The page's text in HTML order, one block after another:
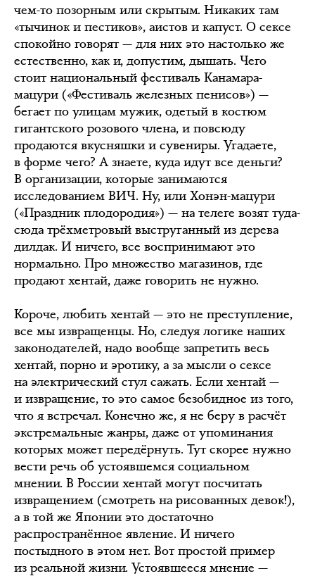
чем-то позорным или скрытым. Никаких там
«тычинок и пестиков», аистов и капуст. О сексе
спокойно говорят — для них это настолько же
естественно, как и, допустим, дышать. Чего
стоит национальный фестиваль Канамара-
мацури («Фестиваль железных пенисов») —
бегает по улицам мужик, одетый в костюм
гигантского розового члена, и повсюду
продаются вкусняшки и сувениры. Угадаете,
в форме чего? А знаете, куда идут все деньги?
В организации, которые занимаются
исследованием ВИЧ. Ну, или Хонэн-мацури
(«Праздник плодородия») — на телеге возят туда-
сюда трёхметровый выструганный из дерева
дилдак. И ничего, все воспринимают это
нормально. Про множество магазинов, где
продают хентай, даже говорить не нужно.
Короче, любить хентай — это не преступление,
все мы извращенцы. Но, следуя логике наших
законодателей, надо вообще запретить весь
хентай, порно и эротику, а за мысли о сексе
на электрический стул сажать. Если хентай —
и извращение, то это самое безобидное из того,
что я встречал. Конечно же, я не беру в расчёт
экстремальные жанры, даже от упоминания
которых может передёрнуть. Тут скорее нужно
вести речь об устоявшемся социальном
мнении. В России хентай могут посчитать
извращением (смотреть на рисованных девок!),
а в той же Японии это достаточно
распространённое явление. И ничего
постыдного в этом нет. Вот простой пример
из реальной жизни. Устоявшееся мнение —